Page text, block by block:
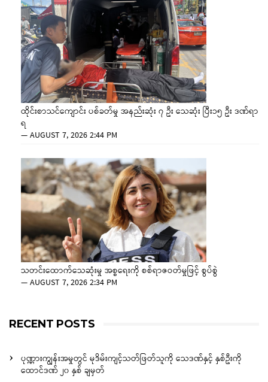
ထိုင်းစာသင်ကျောင်း ပစ်ခတ်မှု အနည်းဆုံး ၇ ဦး သေဆုံး ပြီး၁၅ ဦး ဒဏ်ရာ
ရ
—AUGUST 7, 2026 2:44 PM
သတင်းထောက်သေဆုံးမှု အစ္စရေးကို စစ်ရာဇဝတ်မှုဖြင့် စွပ်စွဲ
—AUGUST 7, 2026 2:34 PM
RECENT POSTS
ပုဏ္ဏားကျွန်းအမှုတွင် မုဒိမ်းကျင့်သတ်ဖြတ်သူကို သေဒဏ်နှင့် နှစ်ဦးကို
ထောင်ဒဏ် ၂၀ နှစ် ချမှတ်